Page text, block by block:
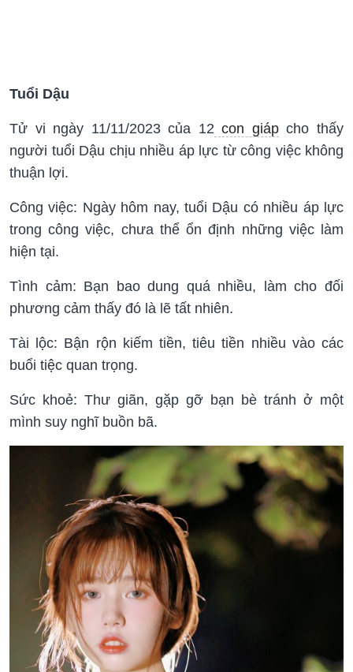
Tuổi Dậu
Tử vi ngày 11/11/2023 của 12 con giápcho thấy
người tuổi Dậu chịu nhiều áp lực từ công việc không
thuận lợi.
Công việc: Ngày hôm nay, tuổi Dậu có nhiều áp lực
trong công việc, chưa thể ổn định những việc làm
hiện tại.
Tình cảm: Bạn bao dung quá nhiều, làm cho đối
phương cảm thấy đó là lẽ tất nhiên.
Tài lộc: Bận rộn kiếm tiền, tiêu tiền nhiều vào các
buổi tiệc quan trọng.
Sức khoẻ: Thư giãn, gặp gỡ bạn bè tránh ở một
mình suy nghĩ buồn bã.